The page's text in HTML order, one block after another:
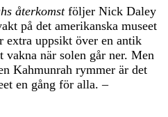
återkomstföljer Nick Daley
på det amerikanska museet
extra uppsikt över en antik
vakna när solen går ner. Men
Kahmunrah rymmer är det
en gång för alla. –